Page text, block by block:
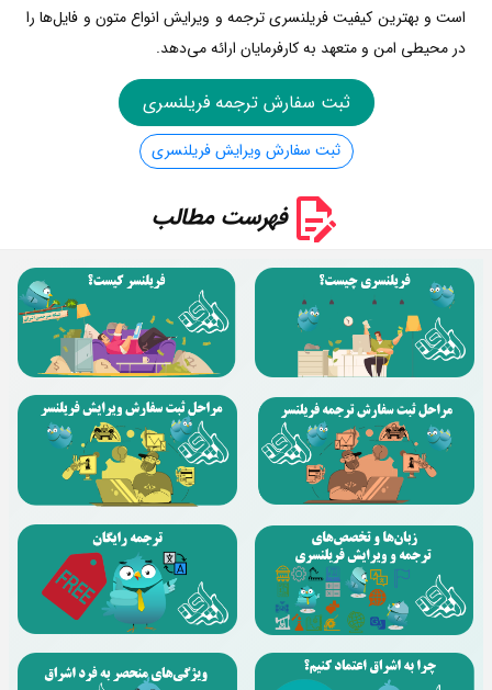
است و بهترین کیفیت فریلنسری ترجمه و ویرایش انواع متون و فایل‌ها را
در محیطی امن و متعهد به کارفرمایان ارائه می‌دهد.
ثبت سفارش ترجمه فریلنسری
ثبت سفارش ویرایش فریلنسری
فهرست مطالب